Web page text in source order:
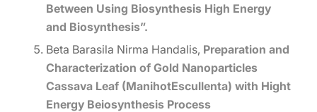
Between Using Biosynthesis High Energy
and Biosynthesis”.
Beta Barasila Nirma Handalis, Preparation and
Characterization of Gold Nanoparticles
Cassava Leaf (ManihotEscullenta) with Hight
Energy Beiosynthesis Process